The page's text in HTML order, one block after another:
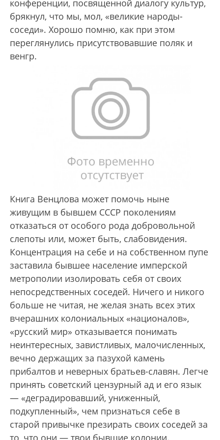
конференции, посвященной диалогу культур,
брякнул, что мы, мол, «великие народы-
соседи». Хорошо помню, как при этом
переглянулись присутствовавшие поляк и
венгр.
Книга Венцлова может помочь ныне
живущим в бывшем СССР поколениям
отказаться от особого рода добровольной
слепоты или, может быть, слабовидения.
Концентрация на себе и на собственном пупе
заставила бывшее население имперской
метрополии изолировать себя от своих
непосредственных соседей. Ничего и никого
больше не читая, не желая знать всех этих
вчерашних колониальных «националов»,
«русский мир» отказывается понимать
неинтересных, завистливых, малочисленных,
вечно держащих за пазухой камень
прибалтов и неверных братьев-славян. Легче
принять советский цензурный ад и его язык
— «деградировавший, униженный,
подкупленный», чем признаться себе в
старой привычке презирать своих соседей за
то, что они — твои бывшие колонии.